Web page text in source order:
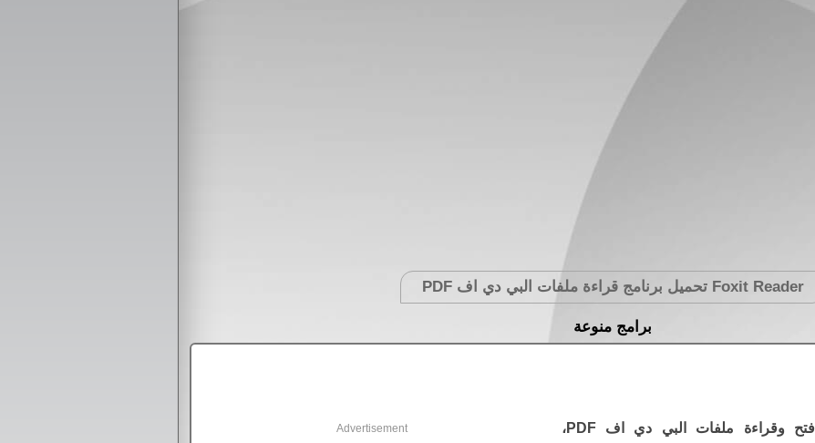
Foxit Reader تحميل برنامج قراءة ملفات البي دي اف PDF
برامج منوعة
برنامج فتح وقراءة ملفات البي دي اف PDF،
Advertisement